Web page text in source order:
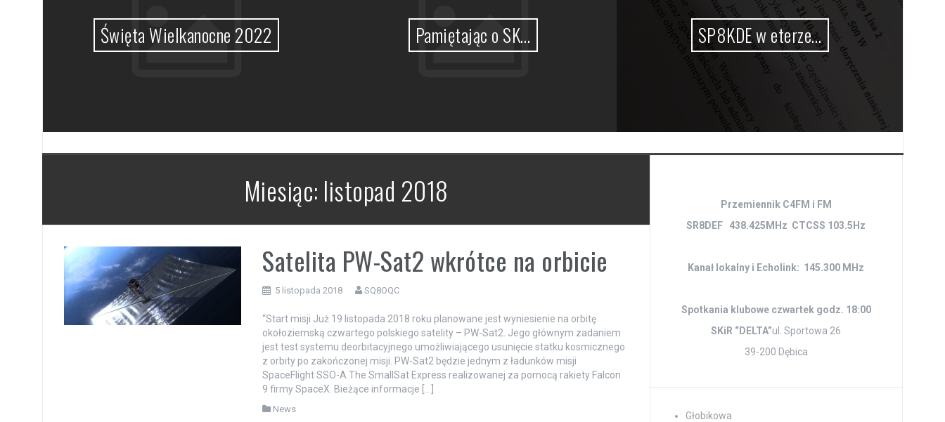
Święta Wielkanocne 2022 Pamiętając o SK… SP8KDE w eterze…
Miesiąc: listopad 2018
Satelita PW-Sat2 wkrótce na orbicie
5 listopada 2018 SQ8OQC
“Start misji Już 19 listopada 2018 roku planowane jest wyniesienie na orbitę
okołoziemską czwartego polskiego satelity – PW-Sat2. Jego głównym zadaniem
jest test systemu deorbitacyjnego umożliwiającego usunięcie statku kosmicznego
z orbity po zakończonej misji. PW-Sat2 będzie jednym z ładunków misji
SpaceFlight SSO-A The SmallSat Express realizowanej za pomocą rakiety Falcon
9 firmy SpaceX. Bieżące informacje […]
News
Przemiennik C4FM i FM
SR8DEF 438.425MHz CTCSS 103.5Hz
Kanał lokalny i Echolink: 145.300 MHz
Spotkania klubowe czwartek godz. 18:00
SKiR “DELTA”ul. Sportowa 26
39-200 Dębica
Głobikowa